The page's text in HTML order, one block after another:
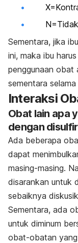
N=Tidak
Sementara, jika
ini, maka ibu
penggunaan obat
sementara
Interaksi
Obat lain apa
dengan
Ada beberapa
dapat
masing-masing.
disarankan untuk
sebaiknya
Sementara, ada
untuk diminum
obat-obatan